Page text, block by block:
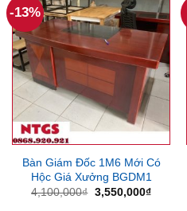
-13%
Bàn Giám Đốc 1M6 Mới Có
Hộc Giá Xưởng BGDM1
4,100,000₫ Giá
3,550,000₫Giá